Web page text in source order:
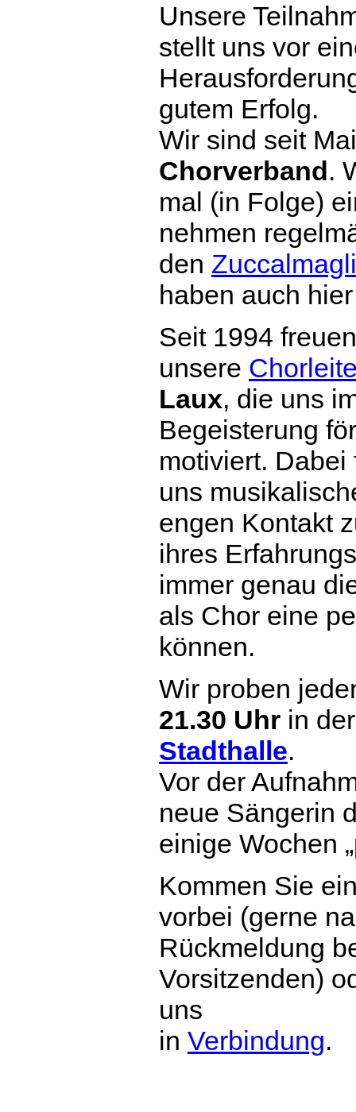
Unsere
stellt uns vor
gutem Erfolg.
Wir sind seit
Chorverband.
mal (in Folge)
nehmen
den
haben auch
Seit 1994
unsere
Laux, die uns
Begeisterung
motiviert.
uns
engen Kontakt
ihres
immer genau
als Chor eine
können.
Wir proben
21.30 Uhr in
Stadthalle.
Vor der
neue Sängerin
einige Wochen
Kommen Sie
vorbei (gerne
Rückmeldung
Vorsitzenden)
uns
in Verbindung.